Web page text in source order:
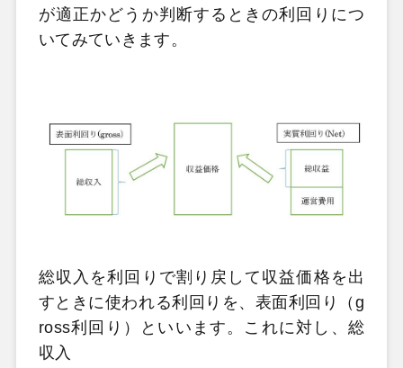
が適正かどうか判断するときの利回りにつ
いてみていきます。
総収入を利回りで割り戻して収益価格を出
すときに使われる利回りを、表面利回り（g
ross利回り）といいます。これに対し、総
収入